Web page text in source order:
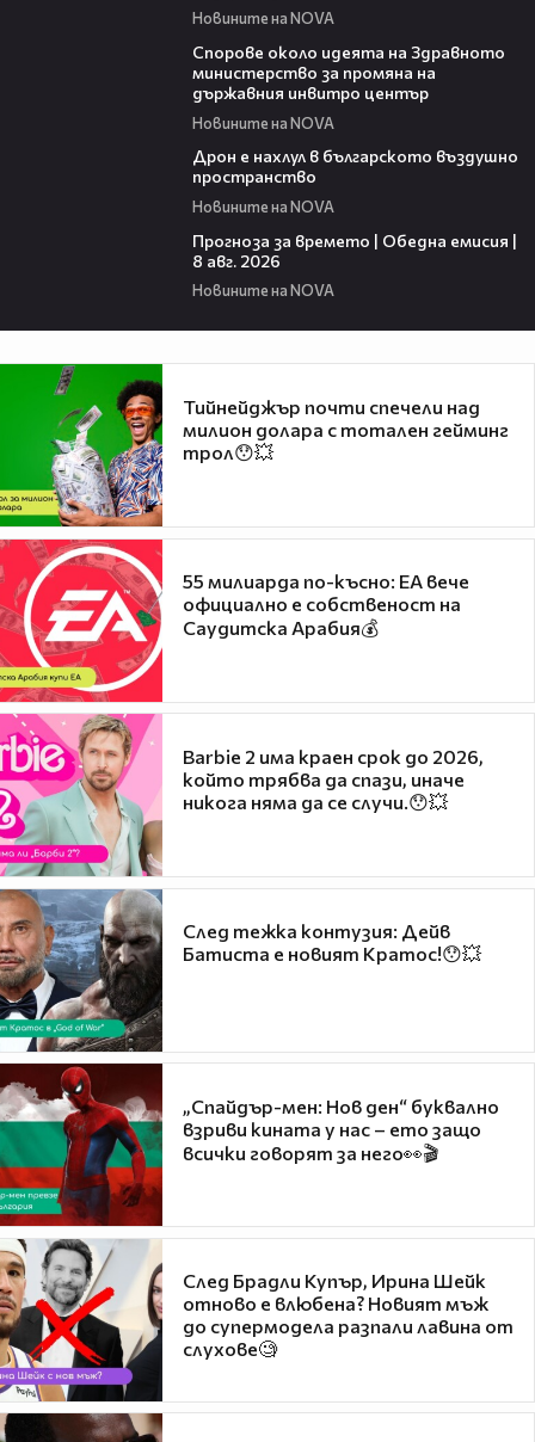
Новините на NOVA
Спорове около идеята на Здравното
министерство за промяна на
държавния инвитро център
Новините на NOVA
Дрон е нахлул в българското въздушно
пространство
Новините на NOVA
Прогноза за времето | Обедна емисия |
8 авг. 2026
Новините на NOVA
Тийнейджър почти спечели над
милион долара с тотален гейминг
трол😯💥
55 милиарда по-късно: EA вече
официално е собственост на
Саудитска Арабия💰
Barbie 2 има краен срок до 2026,
който трябва да спази, иначе
никога няма да се случи.😯💥
След тежка контузия: Дейв
Батиста е новият Кратос!😯💥
„Спайдър-мен: Нов ден“ буквално
взриви кината у нас – ето защо
всички говорят за него👀🎬
След Брадли Купър, Ирина Шейк
отново е влюбена? Новият мъж
до супермодела разпали лавина от
слухове🧐